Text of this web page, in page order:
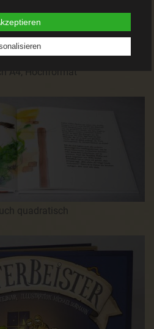
A4, Hochformat
quadratisch
Cookies jederzeit über einen
Softwareprogramme gelöscht
Internetbrowsern möglich.
die Setzung von Cookies in
jedem Aufruf der Internetseite
oder ein automatisiertes
Daten und
Daten und Informationen
Servers gespeichert. Erfasst
Browsertypen und
System verwendete
Internetseite gelangt
unserer Internetseite
Datum und die Uhrzeit eines
(8) sonstige ähnliche Daten und
im Falle von
Systeme
Daten und Informationen
auf die betroffene Person.
vielmehr benötigt, um (1) die
korrekt auszuliefern, (2) die